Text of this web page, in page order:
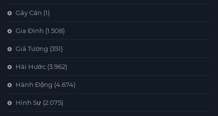
Gây Cấn (1)
Gia Đình (1.508)
Giả Tượng (351)
Hài Hước (3.962)
Hành Động (4.674)
Hình Sự (2.075)